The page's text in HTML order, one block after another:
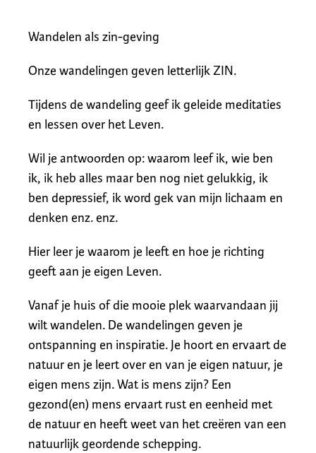
Wandelen als zin-geving
Onze wandelingen geven letterlijk ZIN.
Tijdens de wandeling geef ik geleide meditaties
en lessen over het Leven.
Wil je antwoorden op: waarom leef ik, wie ben
ik, ik heb alles maar ben nog niet gelukkig, ik
ben depressief, ik word gek van mijn lichaam en
denken enz. enz.
Hier leer je waarom je leeft en hoe je richting
geeft aan je eigen Leven.
Vanaf je huis of die mooie plek waarvandaan jij
wilt wandelen. De wandelingen geven je
ontspanning en inspiratie. Je hoort en ervaart de
natuur en je leert over en van je eigen natuur, je
eigen mens zijn. Wat is mens zijn? Een
gezond(en) mens ervaart rust en eenheid met
de natuur en heeft weet van het creëren van een
natuurlijk geordende schepping.